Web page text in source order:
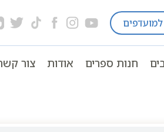
חנות ספרים אודות צור
אשלג
חסידות כללי